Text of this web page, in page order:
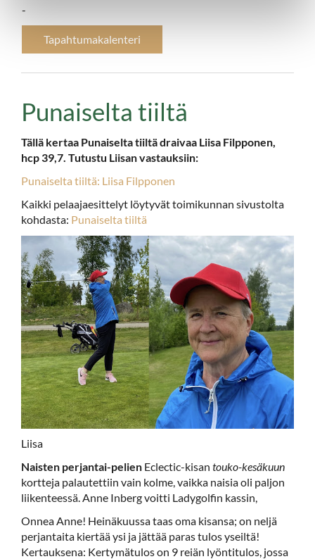
-
Tapahtumakalenteri
Punaiselta tiiltä
Tällä kertaa Punaiselta tiiltä draivaa Liisa Filpponen,
hcp 39,7. Tutustu Liisan vastauksiin:
Punaiselta tiiltä: Liisa Filpponen
Kaikki pelaajaesittelyt löytyvät toimikunnan sivustolta
kohdasta: Punaiselta tiiltä
Liisa
Naisten perjantai-pelien Eclectic-kisan touko-kesäkuun
kortteja palautettiin vain kolme, vaikka naisia oli paljon
liikenteessä. Anne Inberg voitti Ladygolfin kassin,
Onnea Anne! Heinäkuussa taas oma kisansa; on neljä
perjantaita kiertää ysi ja jättää paras tulos yseiltä!
Kertauksena: Kertymätulos on 9 reiän lyöntitulos, jossa